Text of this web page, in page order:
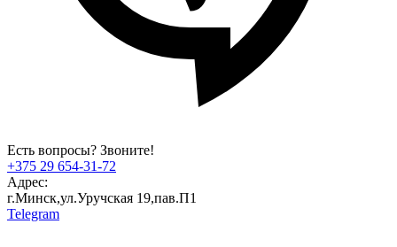
Есть вопросы? Звоните!
+375 29 654-31-72
Адрес:
г.Минск,ул.Уручская 19,пав.П1
Telegram